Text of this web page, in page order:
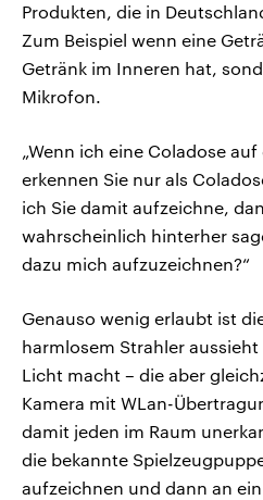
Produkten, die in
Zum Beispiel wenn eine
Getränk im Inneren hat,
Mikrofon.
„Wenn ich eine Coladose
erkennen Sie nur als
ich Sie damit aufzeichne,
wahrscheinlich hinterher
dazu mich aufzuzeichnen?“
Genauso wenig erlaubt ist
harmlosem Strahler
Licht macht – die aber
Kamera mit WLan-
damit jeden im Raum
die bekannte
aufzeichnen und dann an